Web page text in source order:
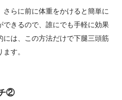
らに前に体重をかけると簡単に
できるので、誰にでも手軽に効果
には、この方法だけで下腿三頭筋
す。
②